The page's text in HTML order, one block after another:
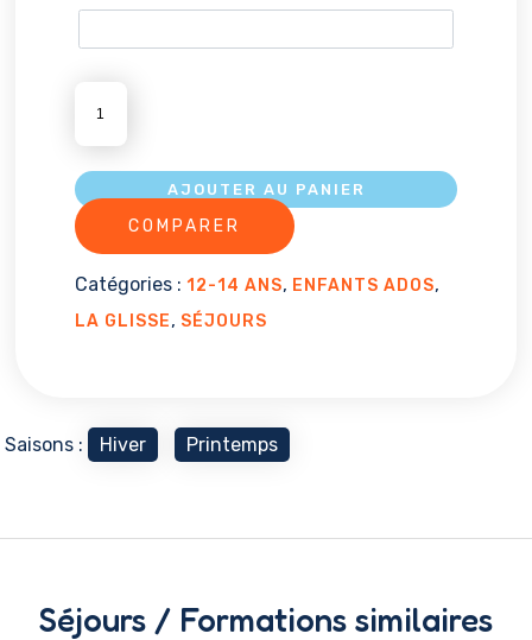
MIX
12/14
AJOUTER AU PANIER
COMPARER
Catégories :12-14 ANS, ENFANTS ADOS,
LA GLISSE, SÉJOURS
Saisons : Hiver Printemps
Séjours / Formations similaires